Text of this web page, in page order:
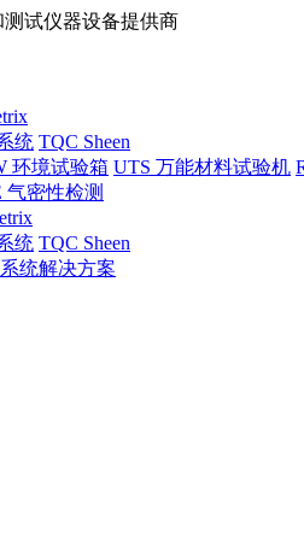
试仪器设备提供商
统 TQC Sheen
环境试验箱 UTS 万能材料试验机
气密性检测
统 TQC Sheen
统解决方案